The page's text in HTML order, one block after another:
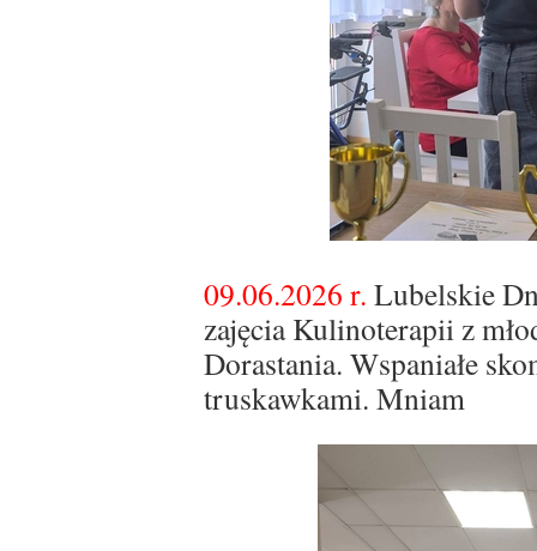
09.06.2026 r. Lubelskie
zajęcia Kulinoterapii z
Dorastania. Wspaniałe
truskawkami. Mniam